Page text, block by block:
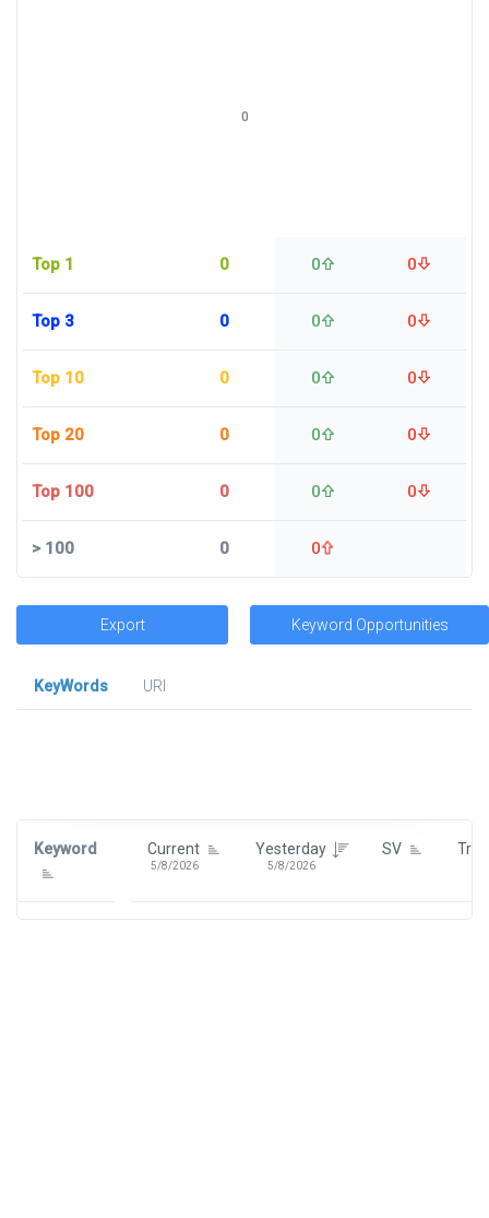
Top 1 0 0 0
Top 3 0 0 0
Top 10 0 0 0
Top 20 0 0 0
Top 100 0 0 0
>100 0 0
0
Export Keyword Opportunities
KeyWords
URl
Keyword Current
5/8/2026
Yesterday
5/8/2026
SV